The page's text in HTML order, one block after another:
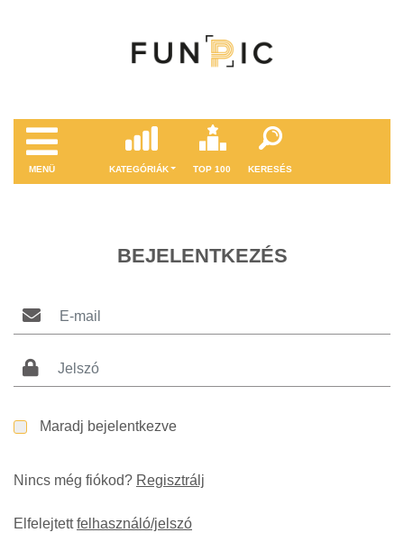
MENÜ KATEGÓRIÁK TOP 100 KERESÉS
BEJELENTKEZÉS
Maradj bejelentkezve
Nincs még fiókod? Regisztrálj
Elfelejtettfelhasználó/jelszó